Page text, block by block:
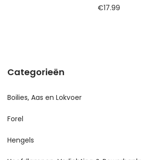
€17.99
Categorieën
Boilies, Aas en Lokvoer
Forel
Hengels